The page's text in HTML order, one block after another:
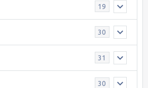
19
30
31
30